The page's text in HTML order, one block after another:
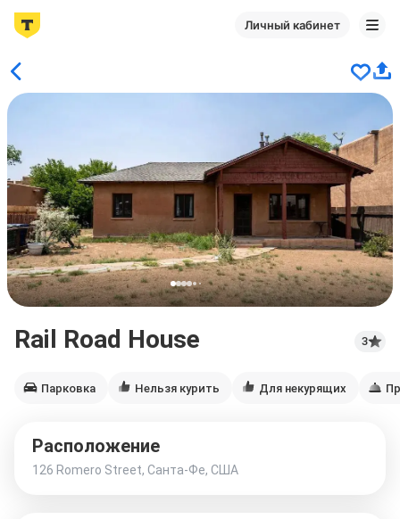
Личный кабинет
Rail Road House 3
Парковка Нельзя курить Для некурящих
Расположение
126 Romero Street, Санта-Фе, США